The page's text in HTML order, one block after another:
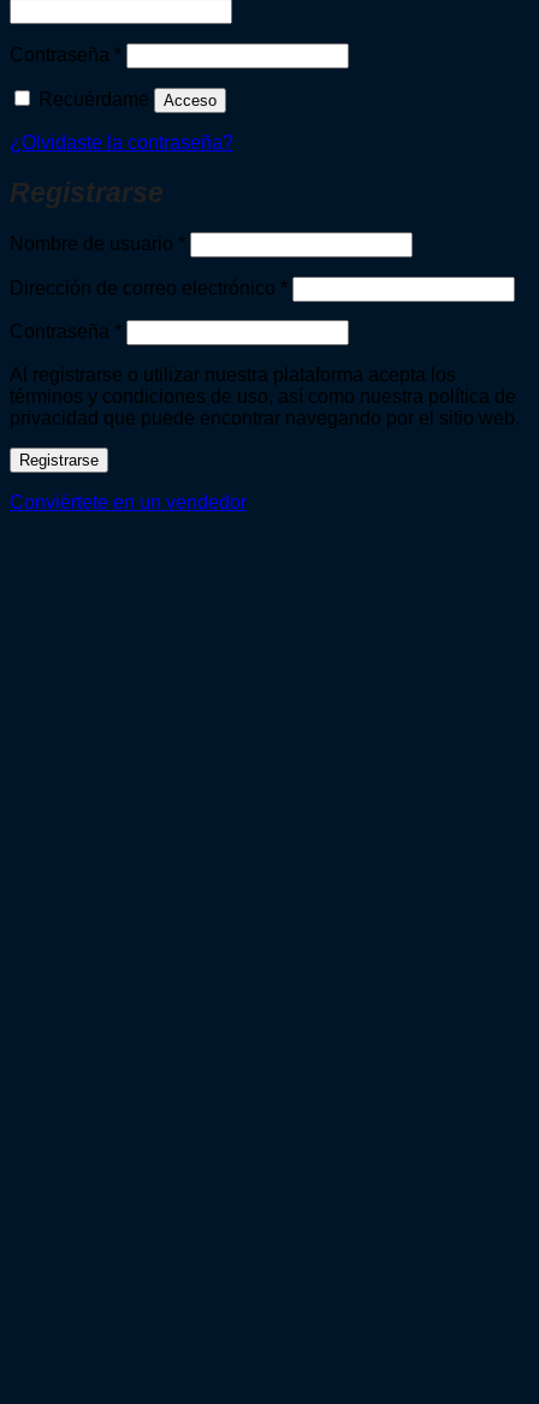
Contraseña *Obligatorio
Recuérdame Acceso
¿Olvidaste la contraseña?
Registrarse
Nombre de usuario *Obligatorio
Dirección de correo electrónico *Obligatorio
Contraseña *Obligatorio
Al registrarse o utilizar nuestra plataforma acepta los
términos y condiciones de uso, así como nuestra política de
privacidad que puede encontrar navegando por el sitio web.
Registrarse
Conviértete en un vendedor